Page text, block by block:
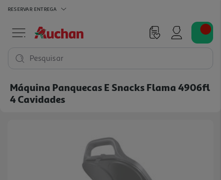
RESERVAR ENTREGA
Pesquisar
Máquina Panquecas E Snacks Flama 4906fl
4 Cavidades